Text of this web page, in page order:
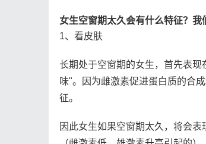
女生空窗期太久会有什么特征？我
1、看皮肤
长期处于空窗期的女生，首先表
味"。因为雌激素促进蛋白质的合
征。
因此女生如果空窗期太久，将会